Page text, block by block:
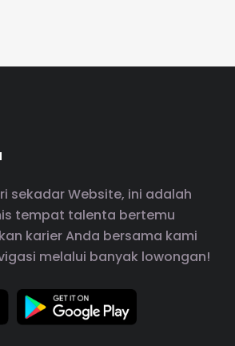
sekadar Website, ini adalah
tempat talenta bertemu
karier Anda bersama kami
melalui banyak lowongan!